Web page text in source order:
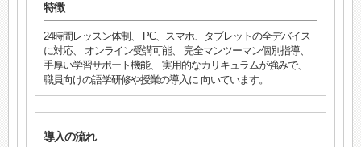
特徴
24時間レッスン体制、 PC、スマホ、タブレットの全デバイス
に対応、 オンライン受講可能、 完全マンツーマン個別指導、
手厚い学習サポート機能、 実用的なカリキュラムが強みで、
職員向けの語学研修や授業の導入に 向いています。
導入の流れ